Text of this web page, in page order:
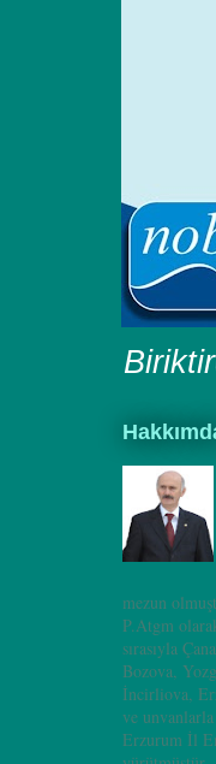
mezun
P.Atgm
sırasıyla
Bozova,
İncirliova,
ve
Erzurum İl